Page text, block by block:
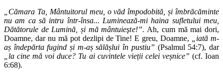
„Cămara Ta, Mântuitorul meu, o văd împodobită, și îmbrăcăminte
nu am ca să intru într-însa... Luminează-mi haina sufletului meu,
Dătătorule de Lumină, și mă mântuieşte!”.Ah, cum mă mai dori,
Doamne, dar nu mă pot dezlipi de Tine! E greu, Doamne, „iată m-
aș îndepărta fugind și m-aș sălășlui în pustiu” (Psalmul 54:7), dar
„la cine mă voi duce? Tu ai cuvintele vieții celei veșnice” (cf. Ioan
6:68).